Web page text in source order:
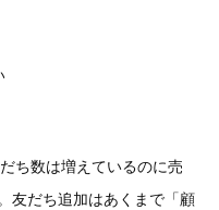
ち数は増えているのに売
友だち追加はあくまで「顧